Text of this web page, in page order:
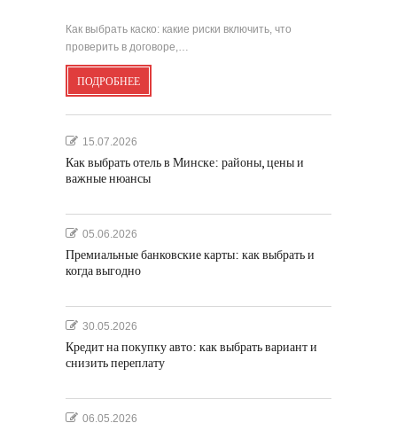
Как выбрать каско: какие риски включить, что
проверить в договоре,…
ПОДРОБНЕЕ
15.07.2026
Как выбрать отель в Минске: районы, цены и
важные нюансы
05.06.2026
Премиальные банковские карты: как выбрать и
когда выгодно
30.05.2026
Кредит на покупку авто: как выбрать вариант и
снизить переплату
06.05.2026